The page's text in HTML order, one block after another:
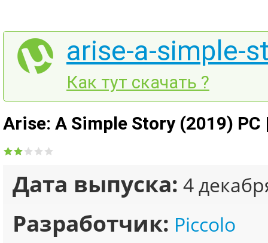
arise-a-simple-
Как тут скачать ?
Arise: A Simple Story (2019) PC
Дата выпуска: 4
Разработчик: Piccolo